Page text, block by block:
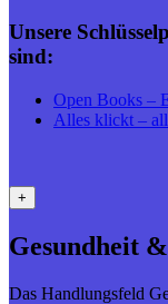
Unsere
sind:
Open Books –
Alles klickt –
+
Gesundheit
Das Handlungsfeld